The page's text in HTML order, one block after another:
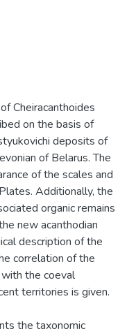
Cheiracanthoides
on the basis of
deposits of
of Belarus. The
of the scales and
Additionally, the
organic remains
new acanthodian
description of the
correlation of the
the coeval
territories is given.
the taxonomic